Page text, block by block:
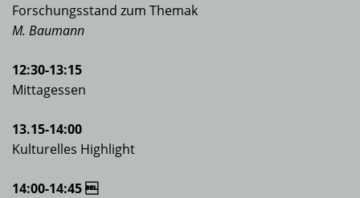
Forschungsstand zum Themak
M. Baumann
12:30-13:15
Mittagessen
13.15-14:00
Kulturelles Highlight
14:00-14:45 